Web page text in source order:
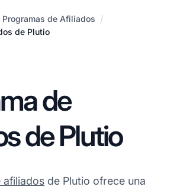
de Afiliados /
de Plutio
de
de Plutio
afiliados de Plutio ofrece una